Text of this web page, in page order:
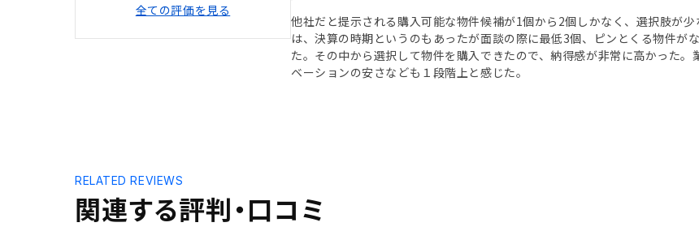
全ての評価を見る
他社だと提示される購入可能な物件候補が1個から2個しかなく、選択肢が
は、決算の時期というのもあったが面談の際に最低3個、ピンとくる物件が
た。その中から選択して物件を購入できたので、納得感が非常に高かった
ベーションの安さなども１段階上と感じた。
関連する評判・口コミ
RELATED REVIEWS